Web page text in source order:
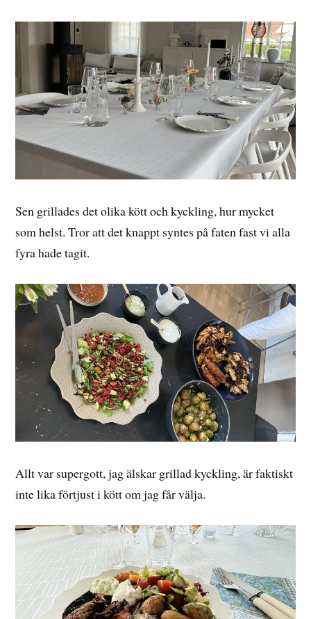
Sen grillades det olika kött och kyckling, hur mycket
som helst. Tror att det knappt syntes på faten fast vi alla
fyra hade tagit.
Allt var supergott, jag älskar grillad kyckling, är faktiskt
inte lika förtjust i kött om jag får välja.